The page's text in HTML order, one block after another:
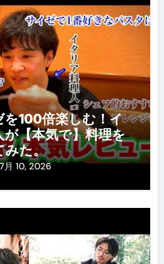
を100倍楽しむ！イ
【本気で】料理を
みた。
月 10, 2026